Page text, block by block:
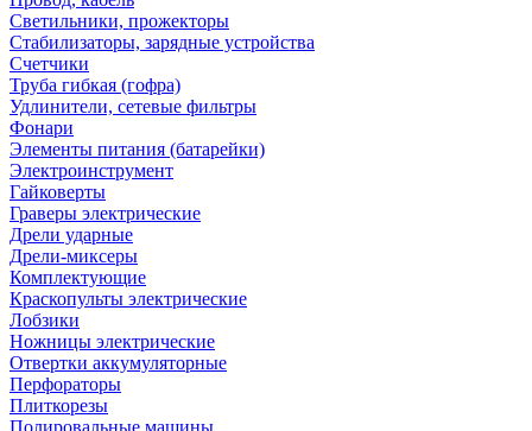
Светильники, прожекторы
Стабилизаторы, зарядные устройства
Счетчики
Труба гибкая (гофра)
Удлинители, сетевые фильтры
Фонари
Элементы питания (батарейки)
Электроинструмент
Гайковерты
Граверы электрические
Дрели ударные
Дрели-миксеры
Комплектующие
Краскопульты электрические
Лобзики
Ножницы электрические
Отвертки аккумуляторные
Перфораторы
Плиткорезы
Полировальные машины